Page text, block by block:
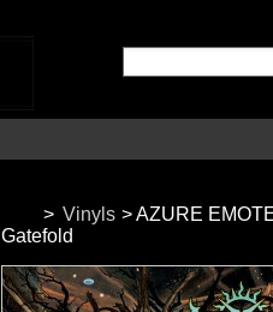
> Vinyls >AZURE
Gatefold